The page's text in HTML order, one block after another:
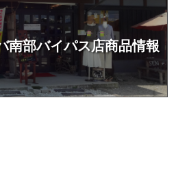
南部バイパス店商品情報